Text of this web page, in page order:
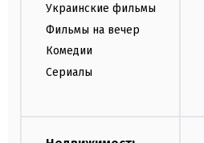
Украинские фильмы
Фильмы на вечер
Комедии
Сериалы